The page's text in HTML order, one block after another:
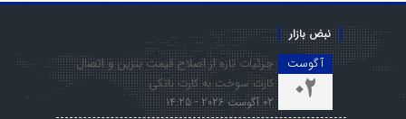
نبض بازار
آگوست
02
جزئیات تازه از اصلاح قیمت بنزین و اتصال
کارت سوخت به کارت بانکی
02 آگوست 2026 - 14:25